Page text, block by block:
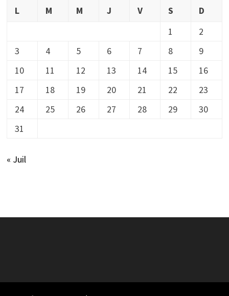
L
M M J V S
D
1
2
3
4 5 6 7 8
9
10
11 12 13 14 15
16
17
18 19 20 21 22
23
24
25 26 27 28 29
30
31
« Juil